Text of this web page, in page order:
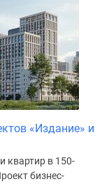
«Издание» и
квартир в 150-
бизнес-